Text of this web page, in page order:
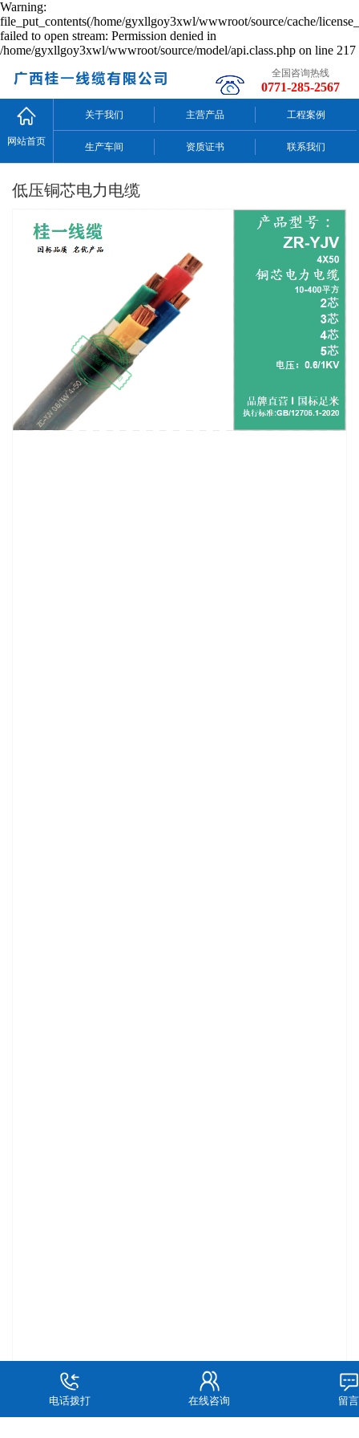
Warning:
file_put_contents(/home/gyxllgoy3xwl/wwwroot/source/cache/
failed to open stream: Permission denied in
/home/gyxllgoy3xwl/wwwroot/source/model/api.class.php on line 217
全国咨询热线
0771-285-2567
网站首页
关于我们 主营产品 工程案例
生产车间 资质证书 联系我们
低压铜芯电力电缆
电话拨打 在线咨询 留言